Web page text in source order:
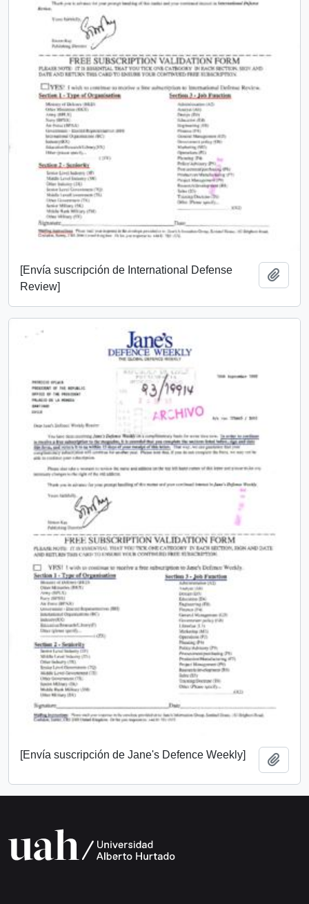
[Envía suscripción de International Defense
Review]
[Envía suscripción de Jane's Defence Weekly]